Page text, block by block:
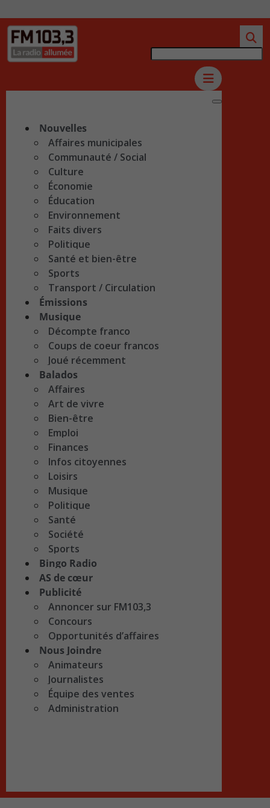
Nouvelles
Affaires municipales
Communauté / Social
Culture
Économie
Éducation
Environnement
Faits divers
Politique
Santé et bien-être
Sports
Transport / Circulation
Émissions
Musique
Décompte franco
Coups de coeur francos
Joué récemment
Balados
Affaires
Art de vivre
Bien-être
Emploi
Finances
Infos citoyennes
Loisirs
Musique
Politique
Santé
Société
Sports
Bingo Radio
AS de cœur
Publicité
Annoncer sur FM103,3
Concours
Opportunités d’affaires
Nous Joindre
Animateurs
Journalistes
Équipe des ventes
Administration